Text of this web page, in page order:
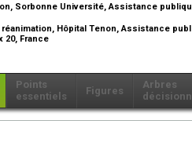
Sorbonne Université, Assistance
Hôpital Tenon, Assistance
20, France
Points
essentiels
Figures
Arbres